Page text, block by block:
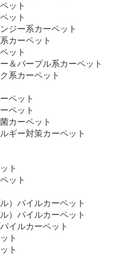
ット
ット
ジー系カーペット
カーペット
ット
＆パープル系カーペット
系カーペット
ペット
ペット
カーペット
ギー対策カーペット
ト
ット
）パイルカーペット
）パイルカーペット
イルカーペット
ト
ト